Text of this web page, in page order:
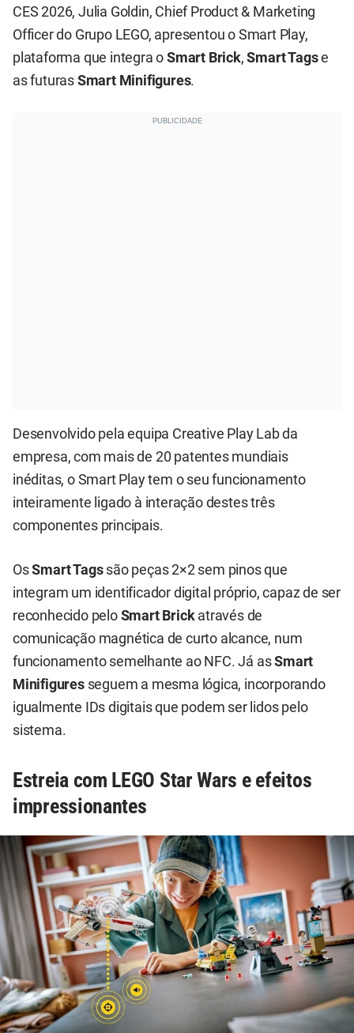
CES 2026, Julia Goldin, Chief Product & Marketing
Officer do Grupo LEGO, apresentou o Smart Play,
plataforma que integra oSmart Brick,Smart Tagse
as futuras Smart Minifigures.
Desenvolvido pela equipa Creative Play Lab da
empresa, com mais de 20 patentes mundiais
inéditas, o Smart Play tem o seu funcionamento
inteiramente ligado à interação destes três
componentes principais.
OsSmart Tagssão peças 2×2 sem pinos que
integram um identificador digital próprio, capaz de ser
reconhecido pelo Smart Brickatravés de
comunicação magnética de curto alcance, num
funcionamento semelhante ao NFC. Já asSmart
Minifiguresseguem a mesma lógica, incorporando
igualmente IDs digitais que podem ser lidos pelo
sistema.
Estreia com LEGO Star Wars e efeitos
impressionantes